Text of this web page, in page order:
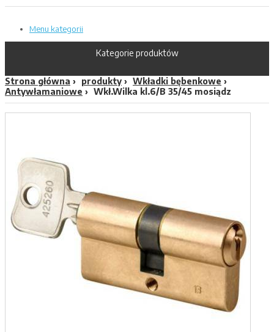
Menu kategorii
Kategorie produktów
Strona główna produkty
Wkładki bębenkowe
Antywłamaniowe
Wkł.Wilka kl.6/B 35/45 mosiądz